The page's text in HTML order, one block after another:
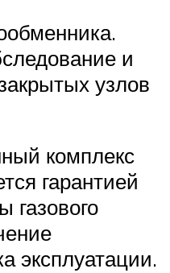
и
узлов
комплекс
гарантией
газового
эксплуатации.